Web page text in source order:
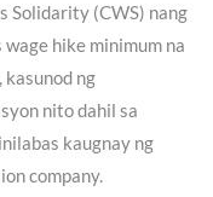
Solidarity (CWS) nang
hike minimum na
kasunod ng
nito dahil sa
kaugnay ng
company.